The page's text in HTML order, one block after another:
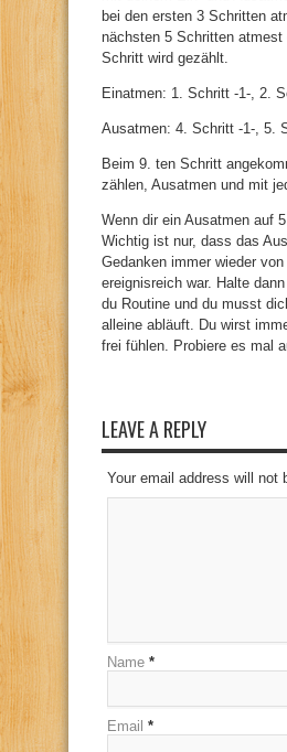
bei den ersten 3 Schritten
nächsten 5 Schritten
Schritt wird gezählt.
Einatmen: 1. Schritt -1-, 2.
Ausatmen: 4. Schritt -1-, 5.
Beim 9. ten Schritt
zählen, Ausatmen und mit
Wenn dir ein Ausatmen auf
Wichtig ist nur, dass das
Gedanken immer wieder
ereignisreich war. Halte
du Routine und du musst
alleine abläuft. Du wirst
frei fühlen. Probiere es mal
LEAVE A REPLY
Your email address will not
Name *
Email *